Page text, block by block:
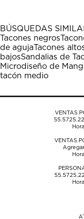
1
estrella
Esta
acción
abrirá
el
formulario
envío.
estrellas.
Esta
acción
abrirá
el
formulario
envío.
estrellas.
Esta
acción
abrirá
el
formulario
envío.
Esta
acción
abrirá
el
envío.
el
BÚSQUEDAS
Tacones negros
de agujaTacones
bajosSandalias de
Microdiseño de
tacón medio
VENTAS
VENTAS